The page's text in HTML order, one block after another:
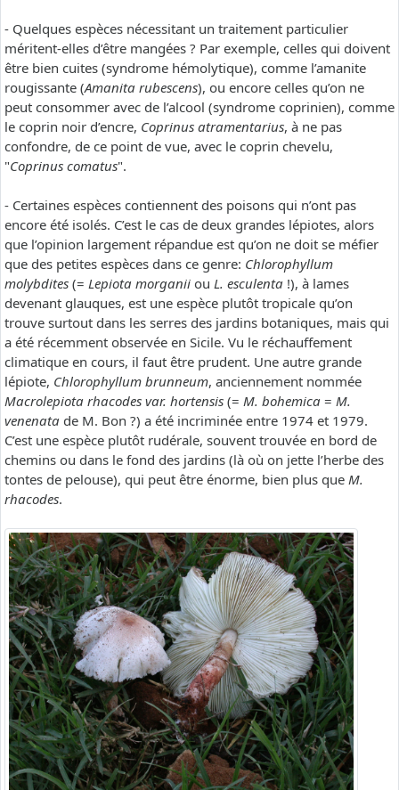
- Quelques espèces nécessitant un traitement particulier
méritent-elles d’être mangées ? Par exemple, celles qui doivent
être bien cuites (syndrome hémolytique), comme l’amanite
rougissante (Amanita rubescens), ou encore celles qu’on ne
peut consommer avec de l’alcool (syndrome coprinien), comme
le coprin noir d’encre, Coprinus atramentarius, à ne pas
confondre, de ce point de vue, avec le coprin chevelu,
"Coprinus comatus".
- Certaines espèces contiennent des poisons qui n’ont pas
encore été isolés. C’est le cas de deux grandes lépiotes, alors
que l’opinion largement répandue est qu’on ne doit se méfier
que des petites espèces dans ce genre: Chlorophyllum
molybdites (= Lepiota morganii ou L. esculenta !), à lames
devenant glauques, est une espèce plutôt tropicale qu’on
trouve surtout dans les serres des jardins botaniques, mais qui
a été récemment observée en Sicile. Vu le réchauffement
climatique en cours, il faut être prudent. Une autre grande
lépiote, Chlorophyllum brunneum, anciennement nommée
Macrolepiota rhacodes var. hortensis (= M. bohemica = M.
venenata de M. Bon ?) a été incriminée entre 1974 et 1979.
C’est une espèce plutôt rudérale, souvent trouvée en bord de
chemins ou dans le fond des jardins (là où on jette l’herbe des
tontes de pelouse), qui peut être énorme, bien plus que M.
rhacodes.